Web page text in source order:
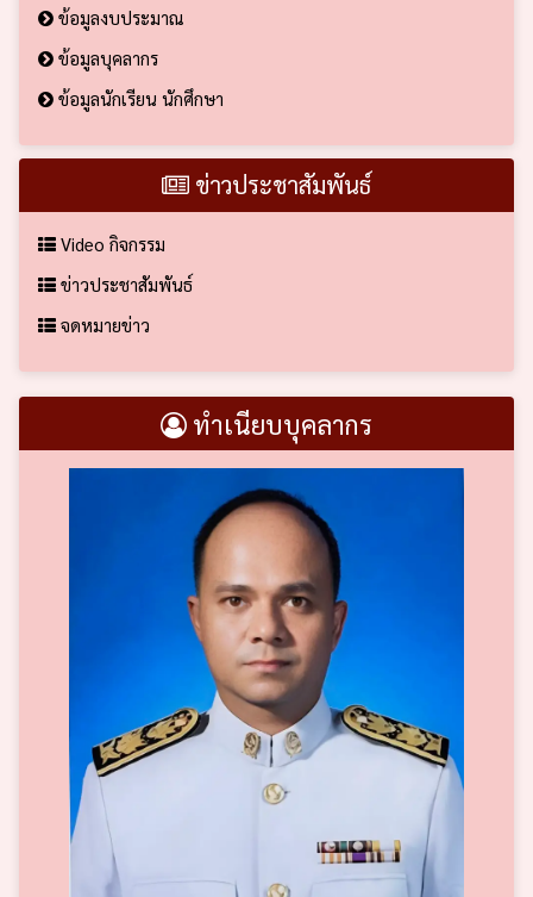
ข้อมูลงบประมาณ
ข้อมูลบุคลากร
ข้อมูลนักเรียน นักศึกษา
ข่าวประชาสัมพันธ์
Video กิจกรรม
ข่าวประชาสัมพันธ์
จดหมายข่าว
ทำเนียบบุคลากร